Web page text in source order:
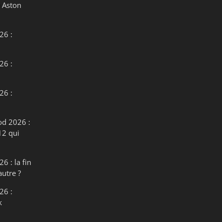
:
:
:
2026 :
qui
: la fin
?
: